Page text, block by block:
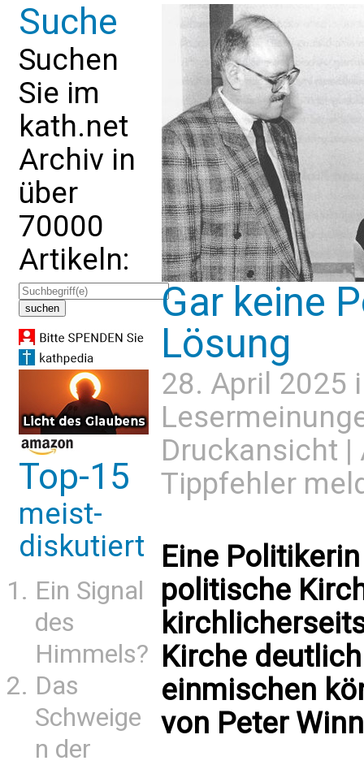
Suche
Suchen
Sie im
kath.net
Archiv in
über
70000
Artikeln:
Top-15
meist-
diskutiert
Ein Signal
des
Himmels?
Das
Schweige
n der
Gar keine
Lösung
28. April 2025
Druckansicht |
Tippfehler
Eine
politische
Kirche
einmischen
von Peter